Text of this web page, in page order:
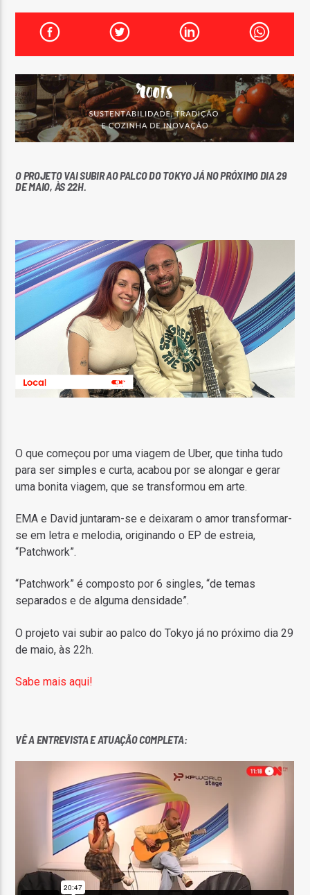
FAIXA ATUAL
ON FM
O PROJETO VAI SUBIR AO PALCO DO TOKYO JÁ NO PRÓXIMO DIA 29
DE MAIO, ÀS 22H.
O que começou por uma viagem de Uber, que tinha tudo
para ser simples e curta, acabou por se alongar e gerar
uma bonita viagem, que se transformou em arte.
EMA e David juntaram-se e deixaram o amor transformar-
se em letra e melodia, originando o EP de estreia,
“Patchwork”.
“Patchwork” é composto por 6 singles, “de temas
separados e de alguma densidade”.
O projeto vai subir ao palco do Tokyo já no próximo dia 29
de maio, às 22h.
Sabe mais aqui!
VÊ A ENTREVISTA E ATUAÇÃO COMPLETA: